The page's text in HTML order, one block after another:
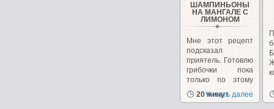
ШАМПИНЬОНЫ
НА МАНГАЛЕ С
ЛИМОНОМ
Мне этот рецепт
подсказал
приятель. Готовлю
грибочки пока
только по этому
рецепту...
20 минут
Читать далее